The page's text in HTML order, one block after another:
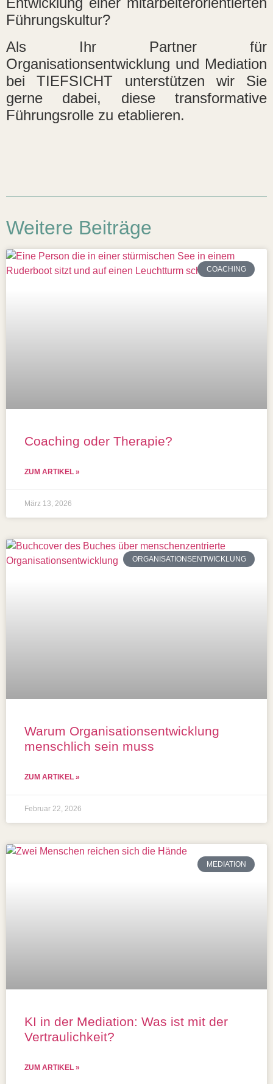
Führungskultur?
Als Ihr Partner für
Organisationsentwicklung und Mediation
bei TIEFSICHT unterstützen wir Sie
gerne dabei, diese transformative
Führungsrolle zu etablieren.
Weitere Beiträge
COACHING
Coaching oder Therapie?
ZUM ARTIKEL »
März 13, 2026
ORGANISATIONSENTWICKLUNG
Warum Organisationsentwicklung
menschlich sein muss
ZUM ARTIKEL »
Februar 22, 2026
MEDIATION
KI in der Mediation: Was ist mit der
Vertraulichkeit?
ZUM ARTIKEL »